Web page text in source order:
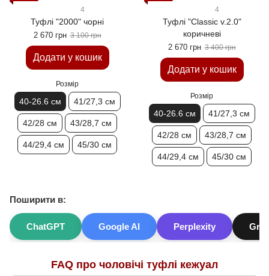
4
Туфлi "2000" чорні
2 670 грн 3 100 грн
Додати у кошик
Розмір
40-26.6 см 41/27,3 см
42/28 см 43/28,7 см
44/29,4 см 45/30 см
4
Туфлі "Classic v.2.0"
коричневі
2 670 грн 3 400 грн
Додати у кошик
Розмір
40-26.6 см 41/27,3 см
42/28 см 43/28,7 см
44/29,4 см 45/30 см
FAQ про чоловічі туфлі кежуал
Поширити в:
ChatGPT Google AI Perplexity